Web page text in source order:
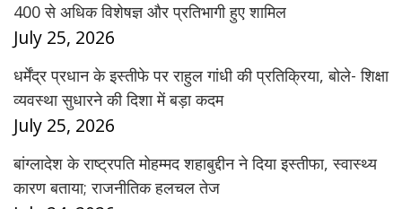
400 से अधिक विशेषज्ञ और प्रतिभागी हुए शामिल
July 25, 2026
धर्मेंद्र प्रधान के इस्तीफे पर राहुल गांधी की प्रतिक्रिया, बोले- शिक्षा
व्यवस्था सुधारने की दिशा में बड़ा कदम
July 25, 2026
बांग्लादेश के राष्ट्रपति मोहम्मद शहाबुद्दीन ने दिया इस्तीफा, स्वास्थ्य
कारण बताया; राजनीतिक हलचल तेज